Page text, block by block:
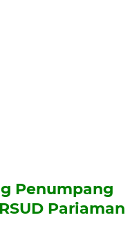
Penumpang
Pariaman